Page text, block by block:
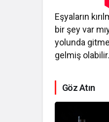
Eşyaların
bir şey var
yolunda
gelmiş
Göz Atın